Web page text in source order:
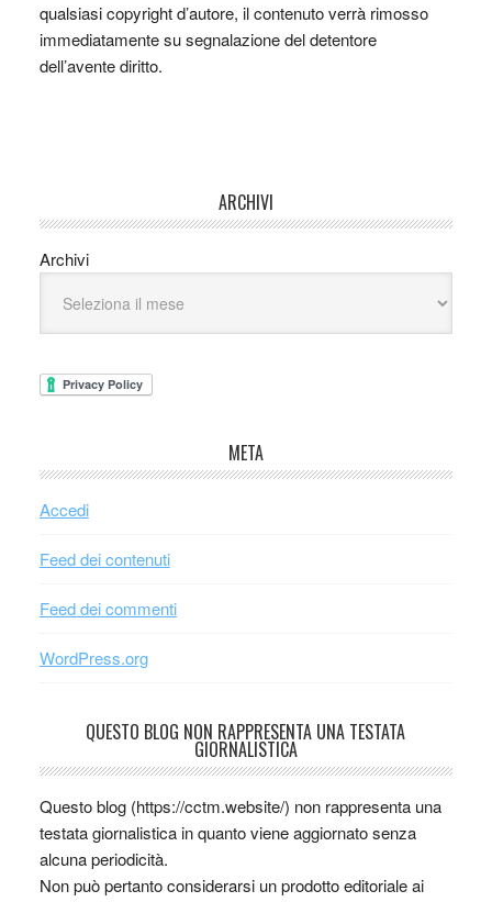
qualsiasi copyright d’autore, il contenuto verrà rimosso
immediatamente su segnalazione del detentore
dell’avente diritto.
ARCHIVI
Archivi
META
Accedi
Feed dei contenuti
Feed dei commenti
WordPress.org
QUESTO BLOG NON RAPPRESENTA UNA TESTATA
GIORNALISTICA
Questo blog (https://cctm.website/) non rappresenta una
testata giornalistica in quanto viene aggiornato senza
alcuna periodicità.
Non può pertanto considerarsi un prodotto editoriale ai